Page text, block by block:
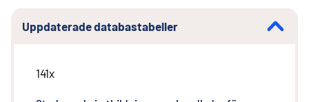
Uppdaterade databastabeller
141x